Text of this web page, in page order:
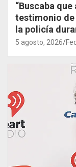
“Buscaba que
testimonio de
la policía
5 agosto, 2026